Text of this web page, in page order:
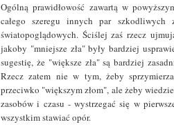
Ogólną prawidłowość zawartą w
całego szeregu innych par szkodliwych
światopoglądowych. Ściślej zaś rzecz
jakoby "mniejsze zła" były bardziej
sugestię, że "większe zła" są bardziej
Rzecz zatem nie w tym, żeby
przeciwko "większym złom", ale żeby
zasobów i czasu - wystrzegać się w
wszystkim stawiać opór.